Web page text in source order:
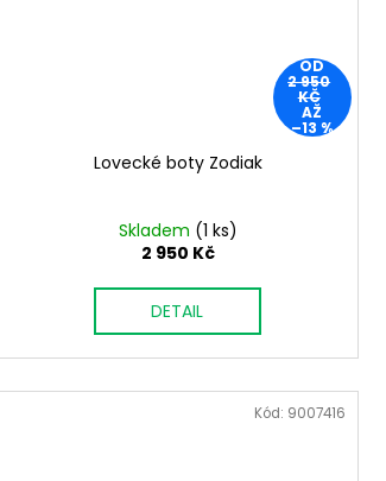
OD
2 950
KČ
AŽ
–13 %
Lovecké boty Zodiak
Skladem (1 ks)
2 950 Kč
DETAIL
Kód: 9007416